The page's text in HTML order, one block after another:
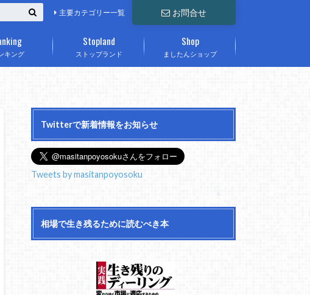
お問合せ
主要カテゴリー一覧
キング ストップランド
Stopland
ましたんショップ
Shop
Twitterで新着情報をお知らせ
Tweets by masitanpoyosoku
相場で生き残るために読むべき本